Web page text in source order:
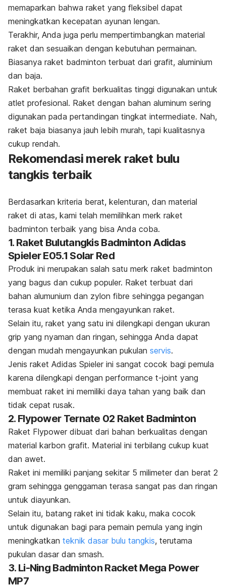
memaparkan bahwa raket yang fleksibel dapat
meningkatkan kecepatan ayunan lengan.
Terakhir, Anda juga perlu mempertimbangkan material
raket dan sesuaikan dengan kebutuhan permainan.
Biasanya raket badminton terbuat dari grafit, aluminium
dan baja.
Raket berbahan grafit berkualitas tinggi digunakan untuk
atlet profesional. Raket dengan bahan aluminum sering
digunakan pada pertandingan tingkat intermediate. Nah,
raket baja biasanya jauh lebih murah, tapi kualitasnya
cukup rendah.
Rekomendasi merek raket bulu
tangkis terbaik
Berdasarkan kriteria berat, kelenturan, dan material
raket di atas, kami telah memilihkan merk raket
badminton terbaik yang bisa Anda coba.
1. Raket Bulutangkis Badminton Adidas
Spieler E05.1 Solar Red
Produk ini merupakan salah satu merk raket badminton
yang bagus dan cukup populer. Raket terbuat dari
bahan alumunium dan zylon fibre sehingga pegangan
terasa kuat ketika Anda mengayunkan raket.
Selain itu, raket yang satu ini dilengkapi dengan ukuran
grip yang nyaman dan ringan, sehingga Anda dapat
dengan mudah mengayunkan pukulan servis.
Jenis raket Adidas Spieler ini sangat cocok bagi pemula
karena dilengkapi dengan performance t-joint yang
membuat raket ini memiliki daya tahan yang baik dan
tidak cepat rusak.
2. Flypower Ternate 02 Raket Badminton
Raket Flypower dibuat dari bahan berkualitas dengan
material karbon grafit. Material ini terbilang cukup kuat
dan awet.
Raket ini memiliki panjang sekitar 5 milimeter dan berat 2
gram sehingga genggaman terasa sangat pas dan ringan
untuk diayunkan.
Selain itu, batang raket ini tidak kaku, maka cocok
untuk digunakan bagi para pemain pemula yang ingin
meningkatkan teknik dasar bulu tangkis, terutama
pukulan dasar dan smash.
3. Li-Ning Badminton Racket Mega Power
MP7